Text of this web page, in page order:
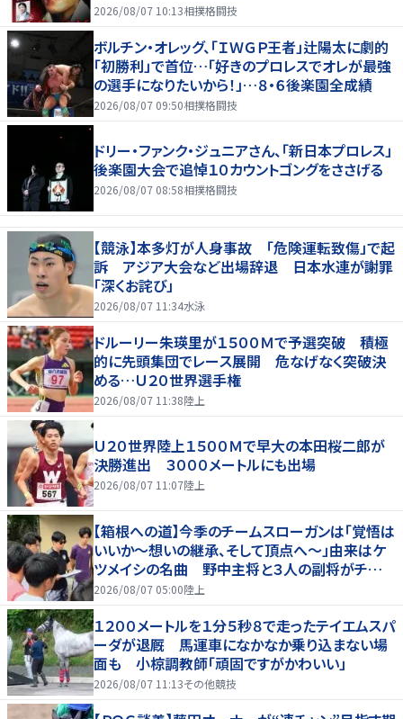
2026/08/07 10:13相撲格闘技
ボルチン・オレッグ、「ＩＷＧＰ王者」辻陽太に劇的
「初勝利」で首位…「好きのプロレスでオレが最強
の選手になりたいから！」…８・６後楽園全成績
2026/08/07 09:50相撲格闘技
ドリー・ファンク・ジュニアさん、「新日本プロレス」
後楽園大会で追悼１０カウントゴングをささげる
2026/08/07 08:58相撲格闘技
【競泳】本多灯が人身事故 「危険運転致傷」で起
訴 アジア大会など出場辞退 日本水連が謝罪
「深くお詫び」
2026/08/07 11:34水泳
ドルーリー朱瑛里が１５００Ｍで予選突破 積極
的に先頭集団でレース展開 危なげなく突破決
める…Ｕ２０世界選手権
2026/08/07 11:38陸上
Ｕ２０世界陸上１５００Ｍで早大の本田桜二郎が
決勝進出 ３０００メートルにも出場
2026/08/07 11:07陸上
【箱根への道】今季のチームスローガンは「覚悟は
いいか～想いの継承、そして頂点へ～」由来はケ
ツメイシの名曲 野中主将と３人の副将がチーム
を引っ張る…夏合宿特集第１弾、国学院大
2026/08/07 05:00陸上
１２００メートルを１分５秒８で走ったテイエムスパ
ーダが退厩 馬運車になかなか乗り込まない場
面も 小椋調教師「頑固ですがかわいい」
2026/08/07 11:13その他競技